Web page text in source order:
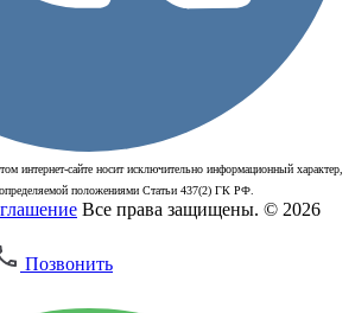
интернет-сайте носит исключительно информационный характер,
положениями Статьи 437(2) ГК РФ.
Все права защищены. © 2026
Позвонить